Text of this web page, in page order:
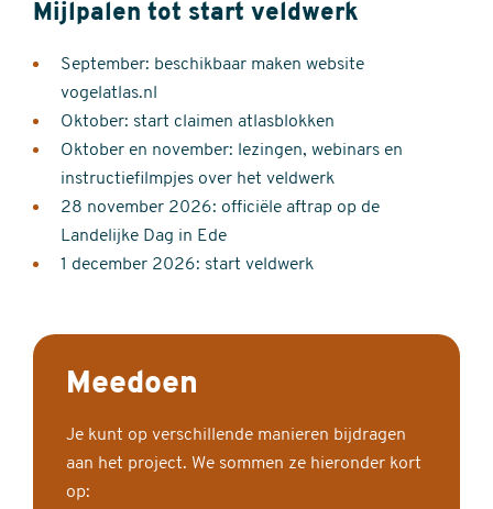
Mijlpalen tot start veldwerk
September: beschikbaar maken website
vogelatlas.nl
Oktober: start claimen atlasblokken
Oktober en november: lezingen, webinars en
instructiefilmpjes over het veldwerk
28 november 2026: officiële aftrap op de
Landelijke Dag in Ede
1 december 2026: start veldwerk
Meedoen
Je kunt op verschillende manieren bijdragen
aan het project. We sommen ze hieronder kort
op: